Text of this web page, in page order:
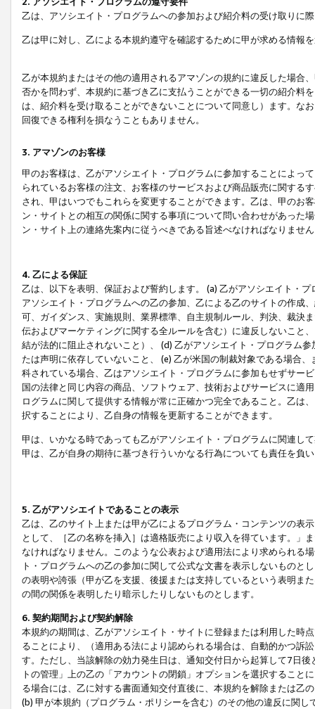
乙は、アソシエイト・プログラムへの参加および紹介料の受け取りに
乙は甲に対し、乙による本規約遵守を確認するために甲が求める情報
乙が本規約またはその他の適用されるアマゾンの規約に違反した場合
否かを問わず、本規約に基づき乙に支払うことができる一切の紹介料
は、紹介料を受け取ることができないことについて同意し）ます。な
回復できる権利を損なうこともありません。
3. アマゾンのお客様
甲のお客様は、乙がアソシエイト・プログラムに参加することによっ
られているお客様の注文、お客様のサービスおよび商品販売に関する
され、甲はいつでもこれらを変更することができます。乙は、甲のお
ン・サイトとの相互の関係に関する事項について問い合わせがあった
ン・サイト上の連絡先案内に従うべきである旨述べなければなりませ
4. 乙による保証
乙は、以下を表明、保証および誓約します。 (a) 乙がアソシエイト・
アソシエイト・プログラムへの乙の参加、乙による乙のサイトの作成
可、ガイダンス、実施規則、業界標準、自主規制ルール、判決、裁決
伝およびマーケティングに関する全ルールを含む）に違反しないこと
結が法的に阻止されないこと）、 (d) 乙がアソシエイト・プログラム
たは声明に依存していないこと、 (e) 乙が米国の制裁対象である場合
科されている場合、乙はアソシエイト・プログラムに参加もせずサー
国の法律と同じ内容の商品、ソフトウェア、技術およびサービスに適
ログラムに関して提供する情報が常に正確かつ完全であること。乙は
択することにより、乙自身の情報を更新することができます。
甲は、いかなる時であっても乙がアソシエイト・プログラムに関連し
甲は、乙が自身の期待に基づき行ういかなる行為についても責任を負
5. 乙がアソシエイトであることの表示
乙は、乙のサイト上または甲が乙によるプログラム・コンテンツの表
として、［乙の名称を挿入］は適格販売により収入を得ています。」
なければなりません。このような公表および適用法により求められる
ト・プログラムへの乙の参加に関して公式な文書を表示しないもの
の表明や誇張（甲が乙を支援、後援または支持しているという表明ま
の間の関係を表明したり暗示したりしないものとします。
6. 契約期間および契約解除
本規約の期間は、乙がアソシエイト・サイトに登録または利用した時
ることにより、（適用ある法により認められる場合は、自動的かつ訴
す。ただし、当該解除の効力発生日は、通知交付日から起算して7日
トの管理」上の乙の「アカウントの閉鎖」オプションを選択するこ
る場合には、乙に対する書面通知交付直後に、本規約を解除または乙
(b) 甲が本規約（プログラム・ポリシーを含む）のその他の違反に関